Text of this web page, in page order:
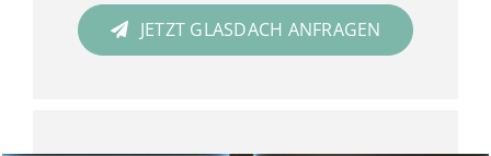
JETZT GLASDACH ANFRAGEN